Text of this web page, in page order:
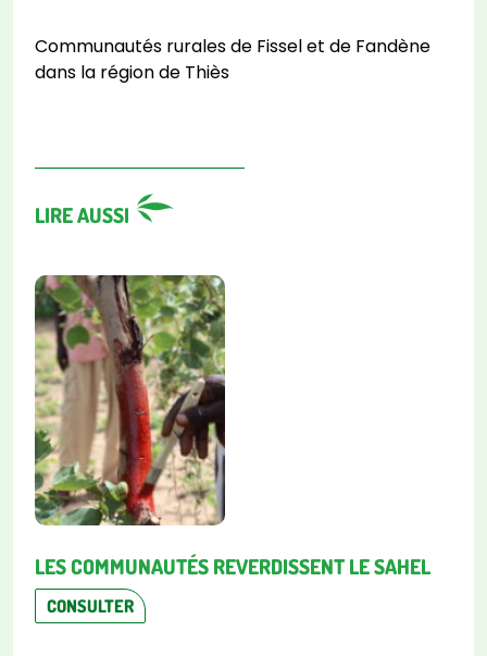
Communautés rurales de Fissel et de Fandène
dans la région de Thiès
LIRE AUSSI
LES COMMUNAUTÉS REVERDISSENT LE SAHEL
CONSULTER